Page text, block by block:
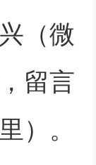
（微
留言
）。